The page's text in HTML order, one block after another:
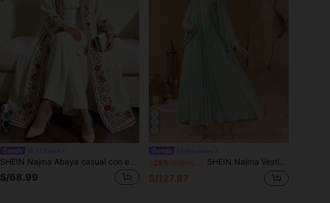
11
SHEIN Najma Abaya casual con estampado floral para mujer, ideal para reuniones y viajes
S/68.99
-25% SHEIN Najma Vestido de mujer de manga larga con pliegues en el frente, bordado de perlas y parches elegante
S/127.87